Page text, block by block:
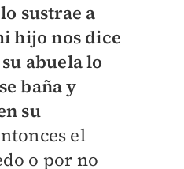
sustrae a
hijo nos dice
abuela lo
baña y
su
el
o por no